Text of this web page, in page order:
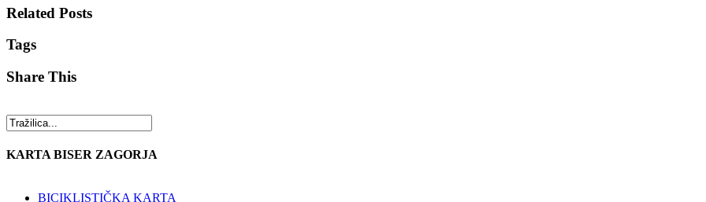
Related Posts
Tags
Share This
KARTA BISER ZAGORJA
BICIKLISTIČKA KARTA